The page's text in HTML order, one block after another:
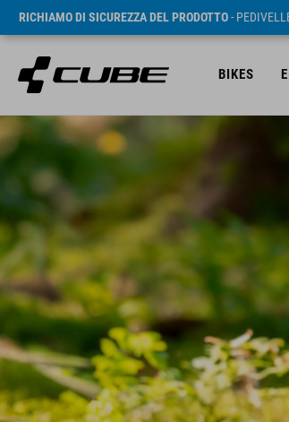
RICHIAMO DI SICUREZZA DEL PRODOTTO-
BIKES